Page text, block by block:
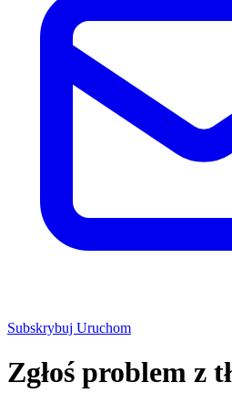
Subskrybuj Uruchom
Zgłoś problem z